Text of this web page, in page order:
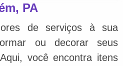
PA
de serviços à sua
ou decorar seus
você encontra itens